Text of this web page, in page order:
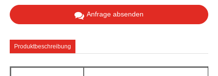
Anfrage absenden
Produktbeschreibung